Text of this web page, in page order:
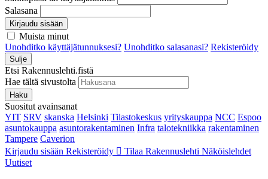
Salasana
Kirjaudu sisään
Muista minut
Unohditko käyttäjätunnuksesi? Unohditko salasanasi? Rekisteröidy
Sulje
Etsi Rakennuslehti.fistä
Hae tältä sivustolta
Haku
Suositut avainsanat
YIT SRV skanska Helsinki Tilastokeskus yrityskauppa NCC Espoo
asuntokauppa asuntorakentaminen Infra talotekniikka rakentaminen
Tampere Caverion
Kirjaudu sisään Rekisteröidy Tilaa Rakennuslehti Näköislehdet
Uutiset